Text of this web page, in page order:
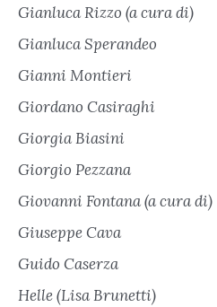
Gianluca Rizzo (a cura di)
Gianluca Sperandeo
Gianni Montieri
Giordano Casiraghi
Giorgia Biasini
Giorgio Pezzana
Giovanni Fontana (a cura di)
Giuseppe Cava
Guido Caserza
Helle (Lisa Brunetti)